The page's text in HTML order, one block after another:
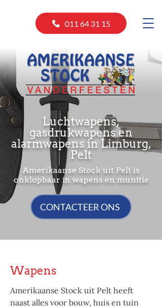
011 64 31 15
Luchtwapens,
gasdrukwapens en
alarmwapens in Limburg,
Pelt
Amerikaanse Stock uit Pelt is
onklopbaar in wapens en munitie
CONTACTEER ONS
Wapens
Amerikaanse Stock uit Pelt heeft
naast alles voor bouw, huis en tuin